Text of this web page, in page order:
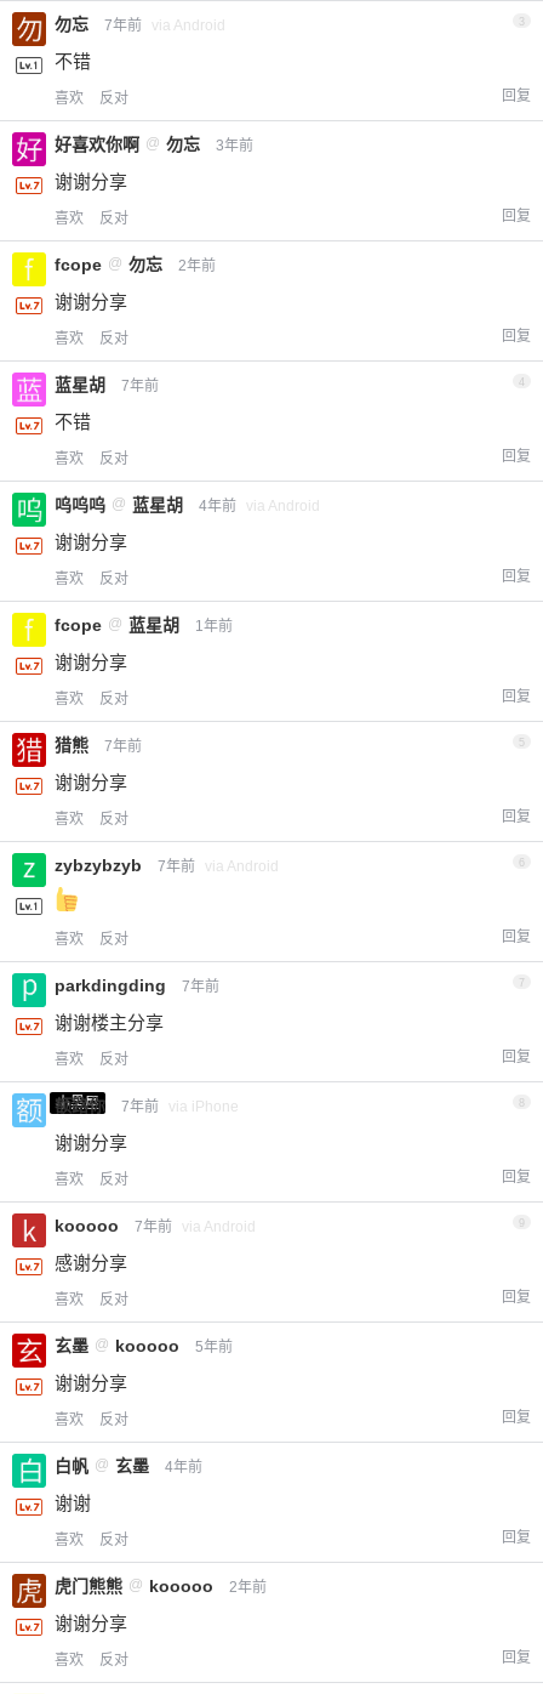
勿忘 7年前 via Android 3
不错
喜欢 反对 回复
好喜欢你啊 @ 勿忘 3年前
谢谢分享
喜欢 反对 回复
fcope @ 勿忘 2年前
谢谢分享
喜欢 反对 回复
蓝星胡 7年前 4
不错
喜欢 反对 回复
呜呜呜 @ 蓝星胡 4年前 via Android
谢谢分享
喜欢 反对 回复
fcope @ 蓝星胡 1年前
谢谢分享
喜欢 反对 回复
猎熊 7年前 5
谢谢分享
喜欢 反对 回复
zybzybzyb 7年前 via Android
喜欢 反对 回复
parkdingding 7年前 7
谢谢楼主分享
喜欢 反对 回复
小黑屋
额路你 7年前 via iPhone
谢谢分享
喜欢 反对 回复
kooooo 7年前 via Android 9
感谢分享
喜欢 反对 回复
玄墨 @ kooooo 5年前
谢谢分享
喜欢 反对 回复
白帆 @ 玄墨 4年前
谢谢
喜欢 反对 回复
虎门熊熊 @ kooooo 2年前
谢谢分享
喜欢 反对 回复